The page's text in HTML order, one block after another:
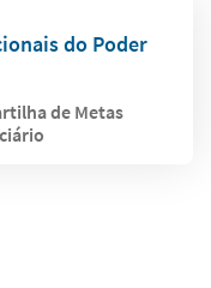
do Poder
de Metas